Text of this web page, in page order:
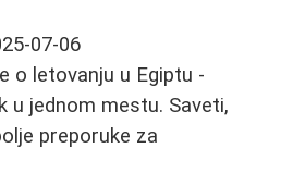
07-06
o letovanju u Egiptu -
u jednom mestu. Saveti,
preporuke za